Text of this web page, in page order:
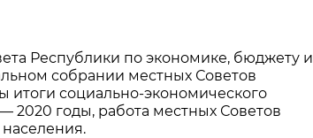
Республики по экономике, бюджету и
собрании местных Советов
итоги социально-экономического
2020 годы, работа местных Советов